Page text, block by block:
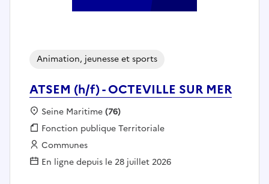
ATSEM (h/f) - OCTEVILLE SUR MER
Animation, jeunesse et sports
Localisation :
Seine Maritime(76)
Fonction publique :
Fonction publique Territoriale
Employeur :
Communes
En ligne depuis le 28 juillet 2026